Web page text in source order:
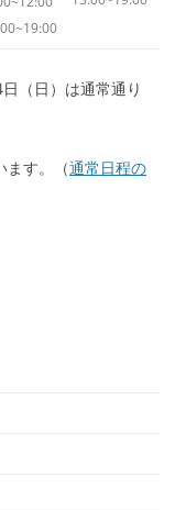
（日）は通常通り
す。（通常日程の